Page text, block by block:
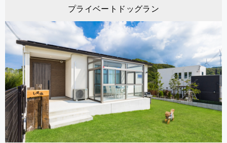
プライベートドッグラン